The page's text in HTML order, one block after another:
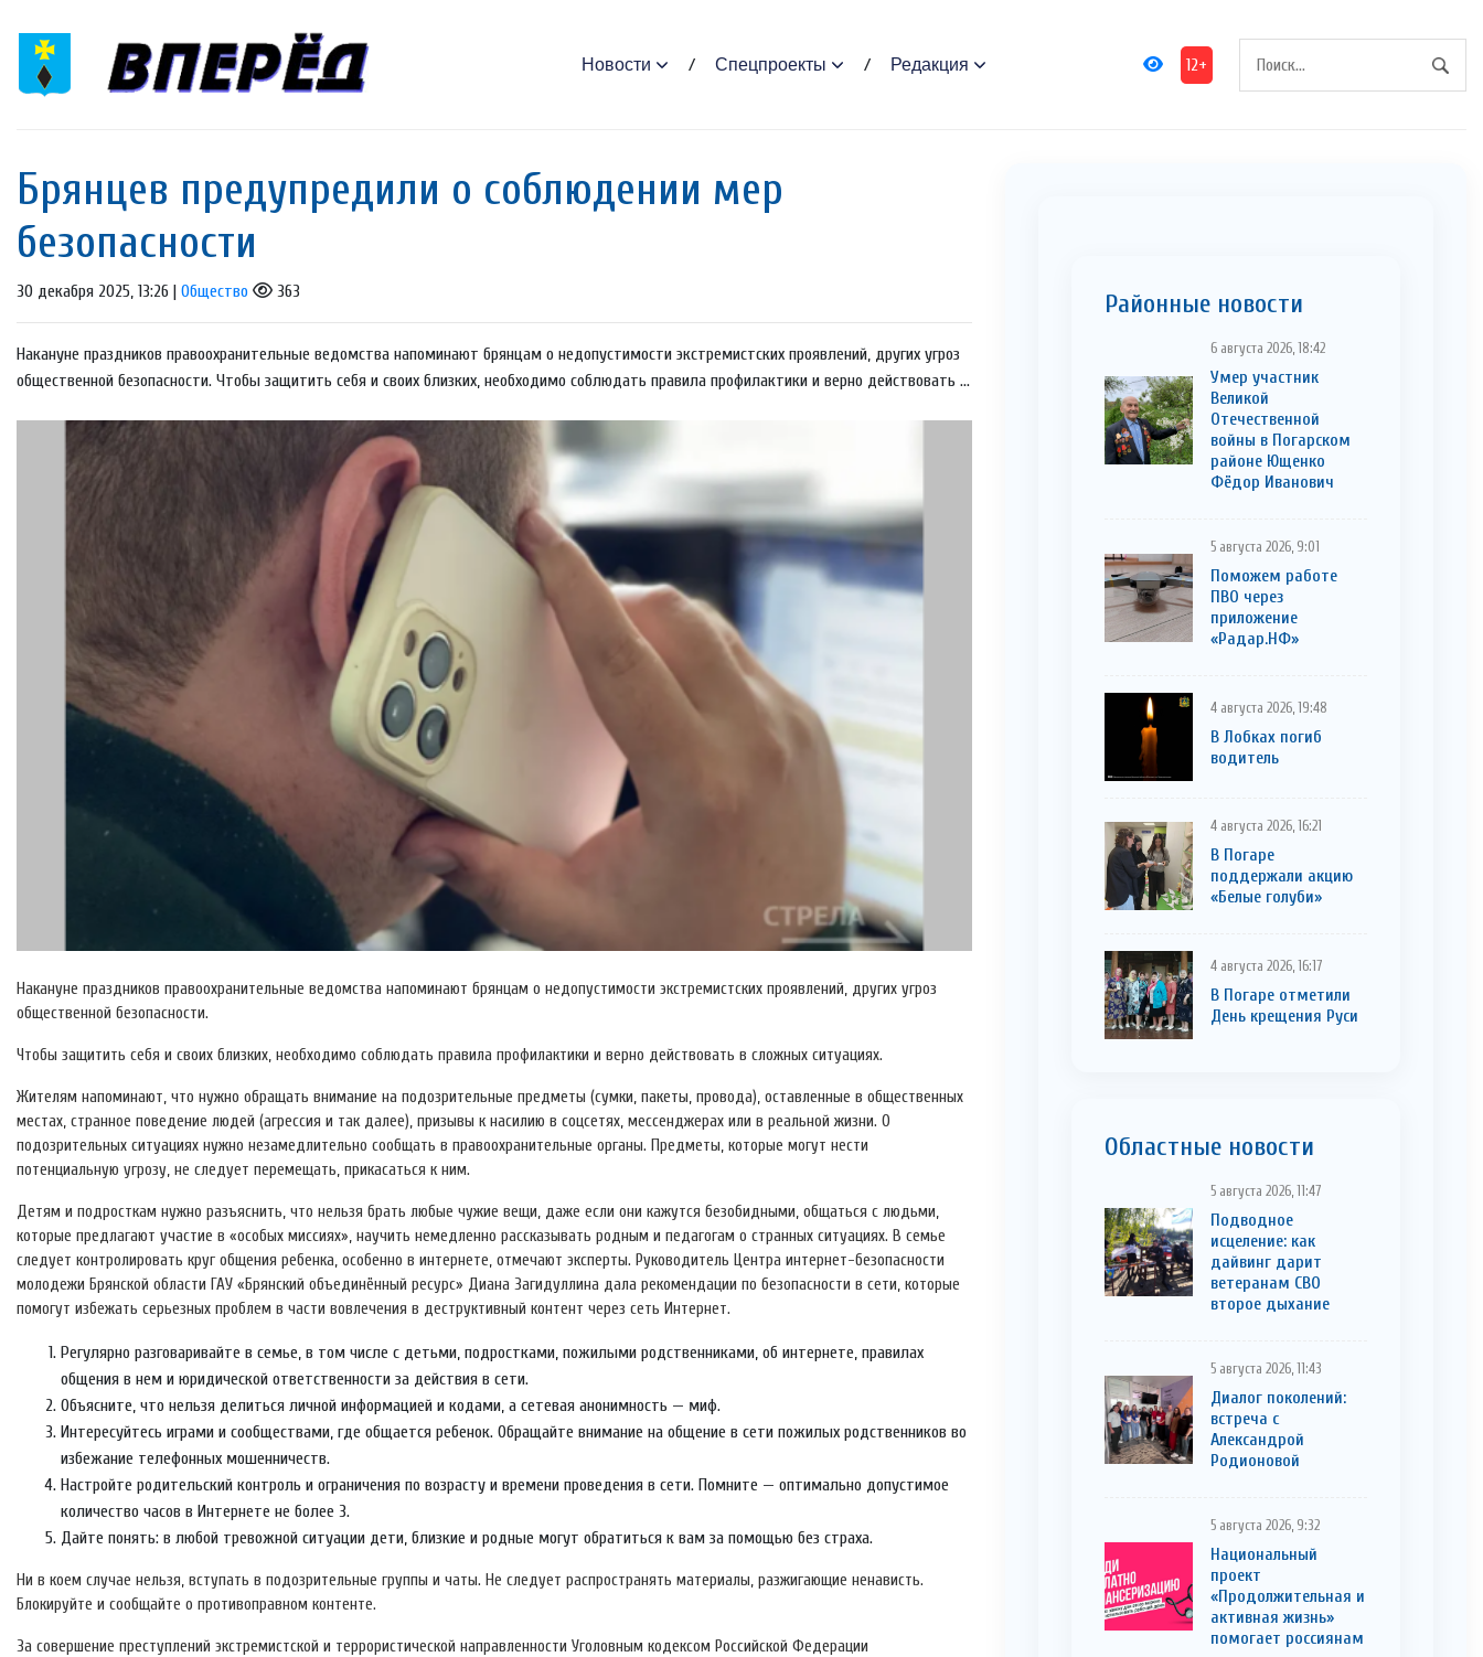
Новости Спецпроекты Редакция 12+
Брянцев предупредили о соблюдении мер
безопасности
30 декабря 2025, 13:26 | Общество 363
Накануне праздников правоохранительные ведомства напоминают брянцам о недопустимости экстремистских проявлений, других угроз
общественной безопасности. Чтобы защитить себя и своих близких, необходимо соблюдать правила профилактики и верно действовать ...
Накануне праздников правоохранительные ведомства напоминают брянцам о недопустимости экстремистских проявлений, других угроз
общественной безопасности.
Чтобы защитить себя и своих близких, необходимо соблюдать правила профилактики и верно действовать в сложных ситуациях.
Жителям напоминают, что нужно обращать внимание на подозрительные предметы (сумки, пакеты, провода), оставленные в общественных
местах, странное поведение людей (агрессия и так далее), призывы к насилию в соцсетях, мессенджерах или в реальной жизни. О
подозрительных ситуациях нужно незамедлительно сообщать в правоохранительные органы. Предметы, которые могут нести
потенциальную угрозу, не следует перемещать, прикасаться к ним.
Детям и подросткам нужно разъяснить, что нельзя брать любые чужие вещи, даже если они кажутся безобидными, общаться с людьми,
которые предлагают участие в «особых миссиях», научить немедленно рассказывать родным и педагогам о странных ситуациях. В семье
следует контролировать круг общения ребенка, особенно в интернете, отмечают эксперты. Руководитель Центра интернет-безопасности
молодежи Брянской области ГАУ «Брянский объединённый ресурс» Диана Загидуллина дала рекомендации по безопасности в сети, которые
помогут избежать серьезных проблем в части вовлечения в деструктивный контент через сеть Интернет.
Регулярно разговаривайте в семье, в том числе с детьми, подростками, пожилыми родственниками, об интернете, правилах
общения в нем и юридической ответственности за действия в сети.
Объясните, что нельзя делиться личной информацией и кодами, а сетевая анонимность — миф.
Интересуйтесь играми и сообществами, где общается ребенок. Обращайте внимание на общение в сети пожилых родственников во
избежание телефонных мошенничеств.
Настройте родительский контроль и ограничения по возрасту и времени проведения в сети. Помните — оптимально допустимое
количество часов в Интернете не более 3.
Дайте понять: в любой тревожной ситуации дети, близкие и родные могут обратиться к вам за помощью без страха.
Ни в коем случае нельзя, вступать в подозрительные группы и чаты. Не следует распространять материалы, разжигающие ненависть.
Блокируйте и сообщайте о противоправном контенте.
За совершение преступлений экстремистской и террористической направленности Уголовным кодексом Российской Федерации
Районные новости
6 августа 2026, 18:42
Умер участник
Великой
Отечественной
войны в Погарском
районе Ющенко
Фёдор Иванович
5 августа 2026, 9:01
Поможем работе
ПВО через
приложение
«Радар.НФ»
4 августа 2026, 19:48
В Лобках погиб
водитель
4 августа 2026, 16:21
В Погаре
поддержали акцию
«Белые голуби»
4 августа 2026, 16:17
В Погаре отметили
День крещения Руси
Областные новости
5 августа 2026, 11:47
Подводное
исцеление: как
дайвинг дарит
ветеранам СВО
второе дыхание
5 августа 2026, 11:43
Диалог поколений:
встреча с
Александрой
Родионовой
5 августа 2026, 9:32
Национальный
проект
«Продолжительная и
активная жизнь»
помогает россиянам